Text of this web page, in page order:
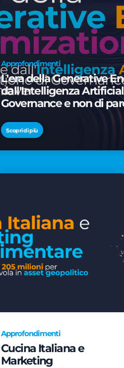
Approfondimenti
L'era della Generative
dall'Intelligenza
Governance e non di
Scopri di più
Approfondimenti
Cucina Italiana e
Marketing